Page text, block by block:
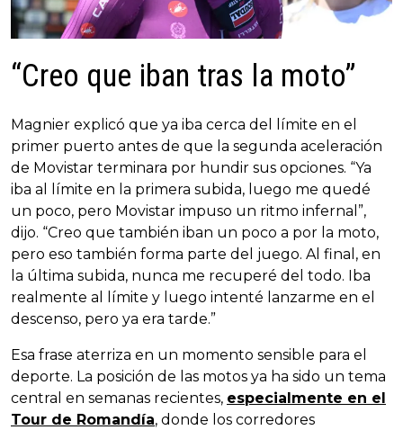
“Creo que iban tras la moto”
Magnier explicó que ya iba cerca del límite en el
primer puerto antes de que la segunda aceleración
de Movistar terminara por hundir sus opciones. “Ya
iba al límite en la primera subida, luego me quedé
un poco, pero Movistar impuso un ritmo infernal”,
dijo. “Creo que también iban un poco a por la moto,
pero eso también forma parte del juego. Al final, en
la última subida, nunca me recuperé del todo. Iba
realmente al límite y luego intenté lanzarme en el
descenso, pero ya era tarde.”
Esa frase aterriza en un momento sensible para el
deporte. La posición de las motos ya ha sido un tema
central en semanas recientes, especialmente en el
Tour de Romandía, donde los corredores